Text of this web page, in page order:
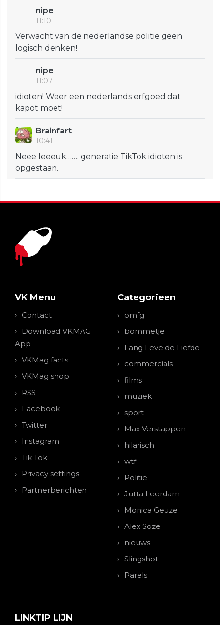
nipe
11:10
Verwacht van de nederlandse politie geen
logisch denken!
nipe
11:07
idioten! Weer een nederlands erfgoed dat
kapot moet!
Brainfart
10:41
Neee leeeuk……. generatie TikTok idioten is
opgestaan.
VK Menu
Contact
Download VKMAG
App
VKMag facts
VKMag shop
RSS
Facebook
Twitter
Instagram
Tik Tok
Privacy settings
Partnerberichten
Categorieen
omfg
bommetje
Lang Leve de Liefde
commercials
films
muziek
sport
Max Verstappen
hilarisch
wtf
Politie
Jutta Leerdam
Monica Geuze
Alex Soze
nieuws
Slingshot
Parels
LINKTIP LIJN